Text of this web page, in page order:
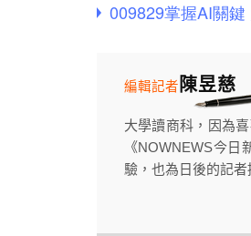
陳昱慈
編輯記者
大學讀商科，因為
《NOWNEWS今
驗，也為日後的記